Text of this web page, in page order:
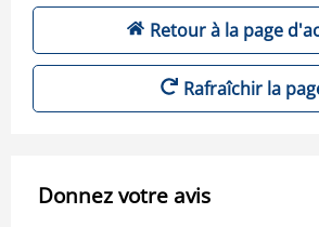
Retour à la page
Rafraîchir la
Donnez votre avis